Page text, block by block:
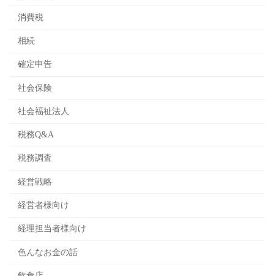
消費税
相続
確定申告
社会保険
社会福祉法人
税務Q&A
税務調査
経営戦略
経営者様向け
経理担当者様向け
色んなお金の話